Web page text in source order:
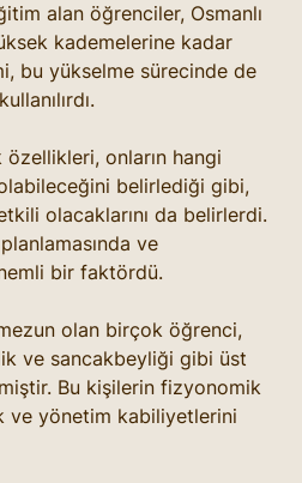
alan öğrenciler, Osmanlı
kademelerine kadar
bu yükselme sürecinde de
onların hangi
belirlediği gibi,
olacaklarını da belirlerdi.
ve
bir faktördü.
olan birçok öğrenci,
ve sancakbeyliği gibi üst
Bu kişilerin fizyonomik
ve yönetim kabiliyetlerini